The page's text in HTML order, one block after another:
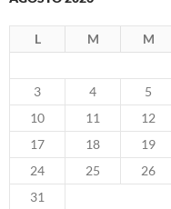
L M M
3
4 5
10
11 12
17
18 19
24
25 26
31